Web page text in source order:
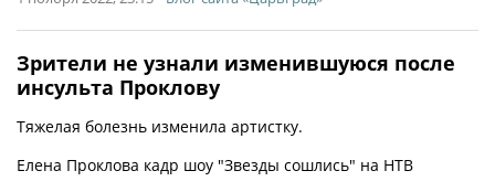
Зрители не узнали изменившуюся после
инсульта Проклову
Тяжелая болезнь изменила артистку.
Елена Проклова кадр шоу "Звезды сошлись" на НТВ